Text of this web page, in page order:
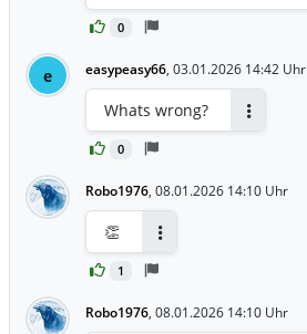
0
e easypeasy66, 03.01.2026 14:42 Uhr
0
Whats wrong?
Robo1976, 08.01.2026 14:10 Uhr
1
👏
Robo1976, 08.01.2026 14:10 Uhr